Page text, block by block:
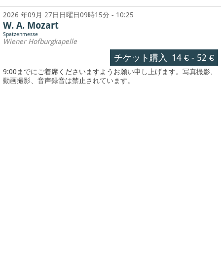
2026 年09月 27日日曜日09時15分 - 10:25
W. A. Mozart
Spatzenmesse
Wiener Hofburgkapelle
チケット購入 14 €- 52 €
9:00までにご着席くださいますようお願い申し上げます。写真撮影、
動画撮影、音声録音は禁止されています。